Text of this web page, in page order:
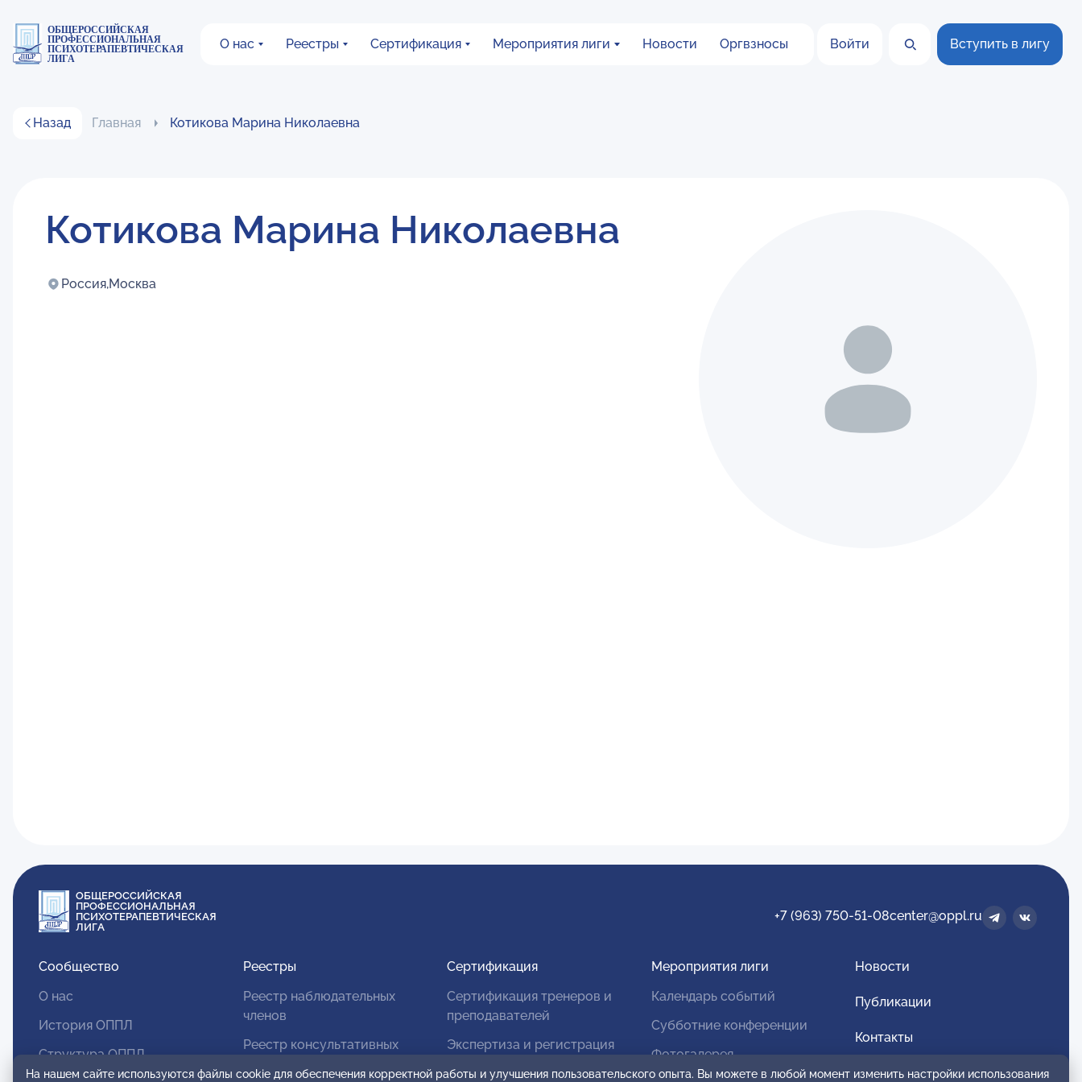
ОБЩЕРОССИЙСКАЯ
ПРОФЕССИОНАЛЬНАЯ
ПСИХОТЕРАПЕВТИЧЕСКАЯ
ЛИГА
О нас Реестры Сертификация Мероприятия лиги Новости Оргвзносы Войти Вступить в лигу
Назад Главная Котикова Марина Николаевна
Котикова Марина Николаевна
Россия,Москва
ОБЩЕРОССИЙСКАЯ
ПРОФЕССИОНАЛЬНАЯ
ПСИХОТЕРАПЕВТИЧЕСКАЯ
ЛИГА
+7 (963) 750-51-08center@oppl.ru
Сообщество
О нас
История ОППЛ
Структура ОППЛ
Реестры
Реестр наблюдательных
членов
Реестр консультативных
Сертификация
Сертификация тренеров и
преподавателей
Экспертиза и регистрация
Мероприятия лиги
Календарь событий
Субботние конференции
Фотогалерея
Новости
Публикации
Контакты
Для спонсоров и партнеров
На нашем сайте используются файлы cookie для обеспечения корректной работы и улучшения пользовательского опыта. Вы можете в любой момент изменить настройки использования